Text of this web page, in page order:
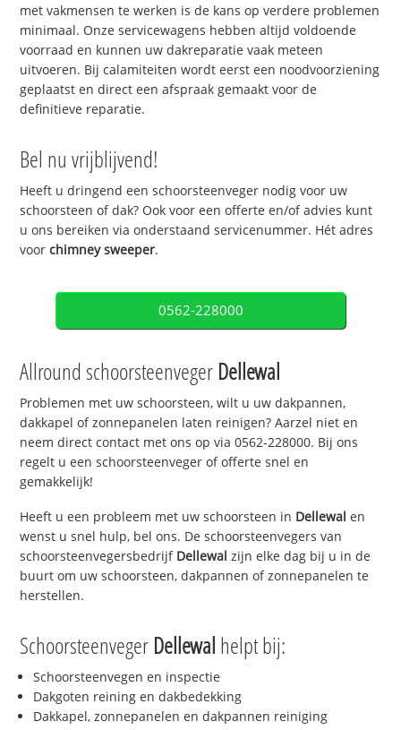
met vakmensen te werken is de kans op verdere problemen
minimaal. Onze servicewagens hebben altijd voldoende
voorraad en kunnen uw dakreparatie vaak meteen
uitvoeren. Bij calamiteiten wordt eerst een noodvoorziening
geplaatst en direct een afspraak gemaakt voor de
definitieve reparatie.
Bel nu vrijblijvend!
Heeft u dringend een schoorsteenveger nodig voor uw
schoorsteen of dak? Ook voor een offerte en/of advies kunt
u ons bereiken via onderstaand servicenummer. Hét adres
voorchimney sweeper.
0562-228000
Allround schoorsteenveger Dellewal
Problemen met uw schoorsteen, wilt u uw dakpannen,
dakkapel of zonnepanelen laten reinigen? Aarzel niet en
neem direct contact met ons op via 0562-228000. Bij ons
regelt u een schoorsteenveger of offerte snel en
gemakkelijk!
Heeft u een probleem met uw schoorsteen in Dellewal en
wenst u snel hulp, bel ons. De schoorsteenvegers van
schoorsteenvegersbedrijf Dellewal zijn elke dag bij u in de
buurt om uw schoorsteen, dakpannen of zonnepanelen te
herstellen.
Schoorsteenveger Dellewal helpt bij:
Schoorsteenvegen en inspectie
Dakgoten reining en dakbedekking
Dakkapel, zonnepanelen en dakpannen reiniging